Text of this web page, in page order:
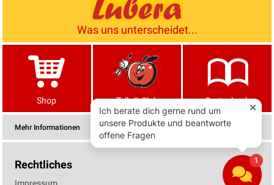
Was uns unterscheidet...
Shop Tells® Club Gartenbuch
Mehr Informationen
Rechtliches
Impressum